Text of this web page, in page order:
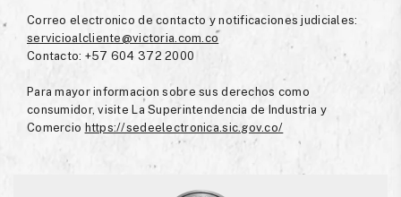
Correo electronico de contacto y notificaciones judiciales:
servicioalcliente@victoria.com.co
Contacto: +57 604 372 2000
Para mayor informacion sobre sus derechos como
consumidor, visite La Superintendencia de Industria y
Comercio https://sedeelectronica.sic.gov.co/